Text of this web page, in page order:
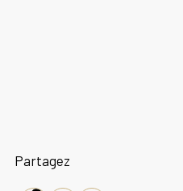
Partagez